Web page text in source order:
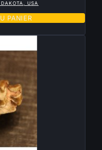
USA
PANIER